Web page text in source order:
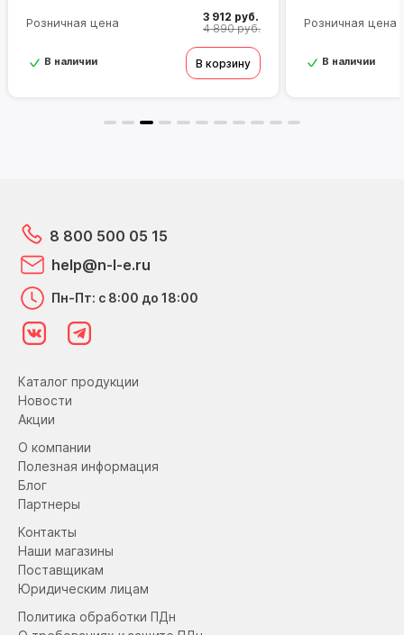
Розничная цена
3 912 руб.
4 890 руб.
В наличии В корзину
Розничная цена
В наличии
Каталог продукции
Новости
Акции
О компании
Полезная информация
Блог
Партнеры
Контакты
Наши магазины
Поставщикам
Юридическим лицам
Политика обработки ПДн
8 800 500 05 15
help@n-l-e.ru
Пн-Пт: с 8:00 до 18:00